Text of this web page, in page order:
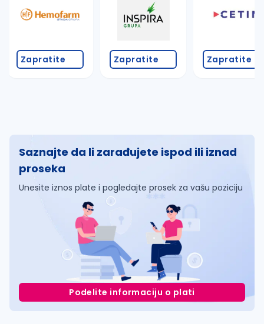
Zapratite Zapratite Zapratite
Saznajte da li zarađujete ispod ili iznad
proseka
Unesite iznos plate i pogledajte prosek za vašu poziciju
Podelite informaciju o plati